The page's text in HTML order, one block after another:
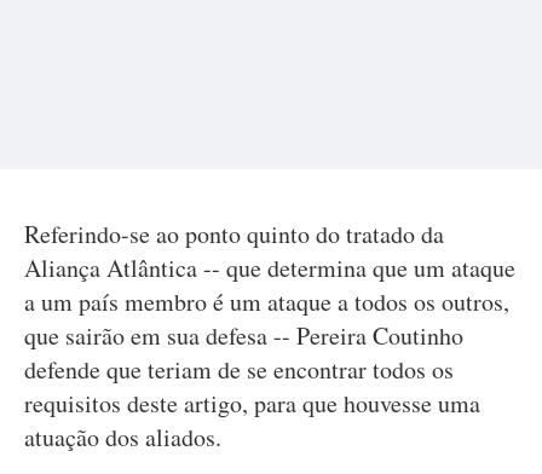
Referindo-se ao ponto quinto do tratado da
Aliança Atlântica -- que determina que um ataque
a um país membro é um ataque a todos os outros,
que sairão em sua defesa -- Pereira Coutinho
defende que teriam de se encontrar todos os
requisitos deste artigo, para que houvesse uma
atuação dos aliados.